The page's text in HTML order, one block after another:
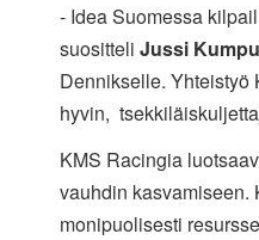
- Idea Suomessa
suositteli Jussi
Dennikselle. Yhteistyö
hyvin,
KMS Racingia
vauhdin kasvamiseen.
monipuolisesti